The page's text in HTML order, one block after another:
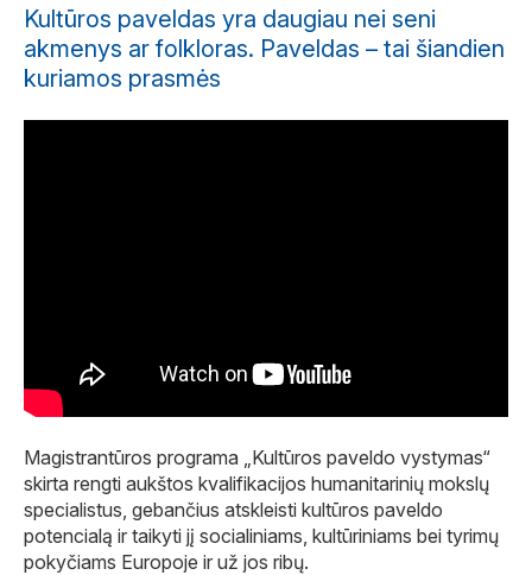
Kultūros paveldas yra daugiau nei seni
akmenys ar folkloras. Paveldas – tai šiandien
kuriamos prasmės
Magistrantūros programa „Kultūros paveldo vystymas“
skirta rengti aukštos kvalifikacijos humanitarinių mokslų
specialistus, gebančius atskleisti kultūros paveldo
potencialą ir taikyti jį socialiniams, kultūriniams bei tyrimų
pokyčiams Europoje ir už jos ribų.